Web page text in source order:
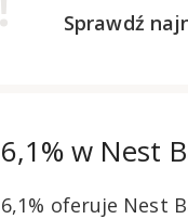
Sprawdź
6,1% w Nest
6,1% oferuje Nest